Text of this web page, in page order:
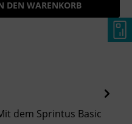
DEN WARENKORB
dem Sprintus Basic